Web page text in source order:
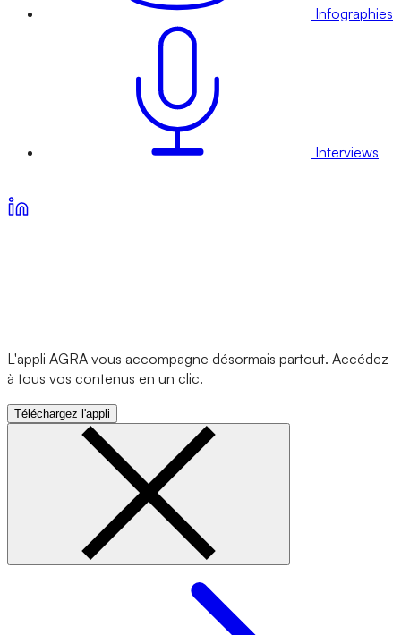
Infographies
Interviews
L'appli AGRA vous accompagne désormais partout. Accédez
à tous vos contenus en un clic.
Téléchargez l'appli